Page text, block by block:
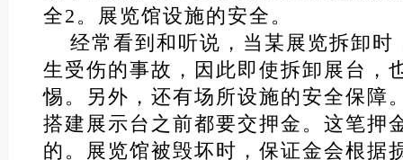
全2。展览馆设施的安全。
经常看到和听说，当某展览拆卸时
生受伤的事故，因此即使拆卸展台，
惕。另外，还有场所设施的安全保障
搭建展示台之前都要交押金。这笔押
的。展览馆被毁坏时，保证金会根据